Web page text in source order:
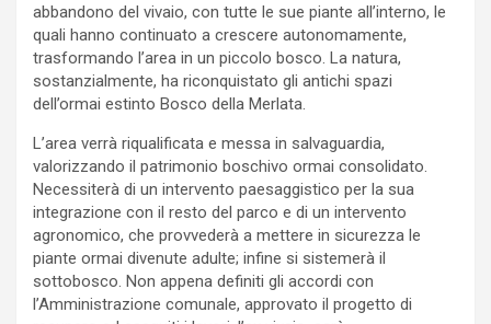
abbandono del vivaio, con tutte le sue piante all’interno, le
quali hanno continuato a crescere autonomamente,
trasformando l’area in un piccolo bosco. La natura,
sostanzialmente, ha riconquistato gli antichi spazi
dell’ormai estinto Bosco della Merlata.
L’area verrà riqualificata e messa in salvaguardia,
valorizzando il patrimonio boschivo ormai consolidato.
Necessiterà di un intervento paesaggistico per la sua
integrazione con il resto del parco e di un intervento
agronomico, che provvederà a mettere in sicurezza le
piante ormai divenute adulte; infine si sistemerà il
sottobosco. Non appena definiti gli accordi con
l’Amministrazione comunale, approvato il progetto di